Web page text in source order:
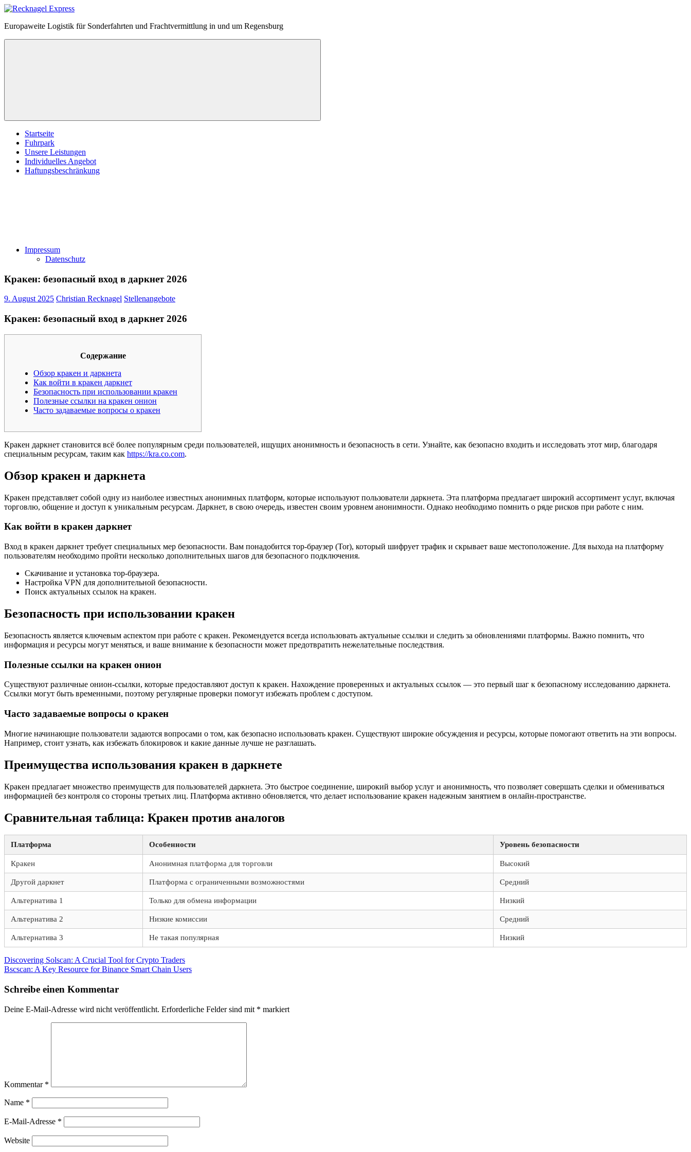
Zum
springen
Recknagel
Europaweite Logistik für Sonderfahrten und Frachtvermittlung in und um Regensburg
Menü
Startseite
Fuhrpark
Unsere Leistungen
Individuelles Angebot
Haftungsbeschränkung
Impressum
Datenschutz
Кракен: безопасный вход в даркнет 2026
9. August 2025 Christian Recknagel Stellenangebote
Кракен: безопасный вход в даркнет 2026
Содержание
Обзор кракен и даркнета
Как войти в кракен даркнет
Безопасность при использовании кракен
Полезные ссылки на кракен онион
Часто задаваемые вопросы о кракен
Кракен даркнет становится всё более популярным среди пользователей, ищущих анонимность и безопасность в сети. Узнайте, как безопасно входить и исследовать этот мир, благодаря
специальным ресурсам, таким как https://kra.co.com.
Обзор кракен и даркнета
Кракен представляет собой одну из наиболее известных анонимных платформ, которые используют пользователи даркнета. Эта платформа предлагает широкий ассортимент услуг, включая
торговлю, общение и доступ к уникальным ресурсам. Даркнет, в свою очередь, известен своим уровнем анонимности. Однако необходимо помнить о ряде рисков при работе с ним.
Как войти в кракен даркнет
Вход в кракен даркнет требует специальных мер безопасности. Вам понадобится тор-браузер (Tor), который шифрует трафик и скрывает ваше местоположение. Для выхода на платформу
пользователям необходимо пройти несколько дополнительных шагов для безопасного подключения.
Скачивание и установка тор-браузера.
Настройка VPN для дополнительной безопасности.
Поиск актуальных ссылок на кракен.
Безопасность при использовании кракен
Безопасность является ключевым аспектом при работе с кракен. Рекомендуется всегда использовать актуальные ссылки и следить за обновлениями платформы. Важно помнить, что
информация и ресурсы могут меняться, и ваше внимание к безопасности может предотвратить нежелательные последствия.
Полезные ссылки на кракен онион
Существуют различные онион-ссылки, которые предоставляют доступ к кракен. Нахождение проверенных и актуальных ссылок — это первый шаг к безопасному исследованию даркнета.
Ссылки могут быть временными, поэтому регулярные проверки помогут избежать проблем с доступом.
Часто задаваемые вопросы о кракен
Многие начинающие пользователи задаются вопросами о том, как безопасно использовать кракен. Существуют широкие обсуждения и ресурсы, которые помогают ответить на эти вопросы.
Например, стоит узнать, как избежать блокировок и какие данные лучше не разглашать.
Преимущества использования кракен в даркнете
Кракен предлагает множество преимуществ для пользователей даркнета. Это быстрое соединение, широкий выбор услуг и анонимность, что позволяет совершать сделки и обмениваться
информацией без контроля со стороны третьих лиц. Платформа активно обновляется, что делает использование кракен надежным занятием в онлайн-пространстве.
Сравнительная таблица: Кракен против аналогов
Платформа Особенности Уровень безопасности
Кракен Анонимная платформа для торговли Высокий
Другой даркнет Платформа с ограниченными возможностями Средний
Альтернатива 1 Только для обмена информации Низкий
Альтернатива 2 Низкие комиссии Средний
Альтернатива 3 Не такая популярная Низкий
Beitragsnavigation
Vorheriger
Beitrag:
Discovering Solscan: A Crucial Tool for Crypto Traders
Nächster
Bscscan: A Key Resource for Binance Smart Chain Users
Schreibe einen Kommentar
Deine E-Mail-Adresse wird nicht veröffentlicht. Erforderliche Felder sind mit * markiert
Kommentar *
Name *
E-Mail-Adresse *
Website